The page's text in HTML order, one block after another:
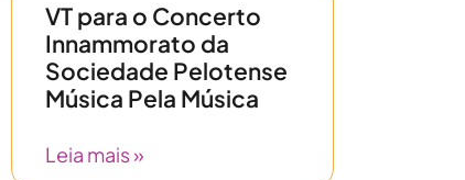
VT para o Concerto
Innammorato da
Sociedade Pelotense
Música Pela Música
Leia mais »